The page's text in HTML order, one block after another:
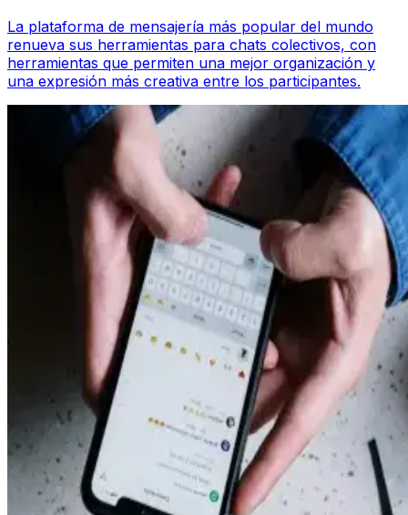
La plataforma de mensajería más popular del mundo
renueva sus herramientas para chats colectivos, con
herramientas que permiten una mejor organización y
una expresión más creativa entre los participantes.